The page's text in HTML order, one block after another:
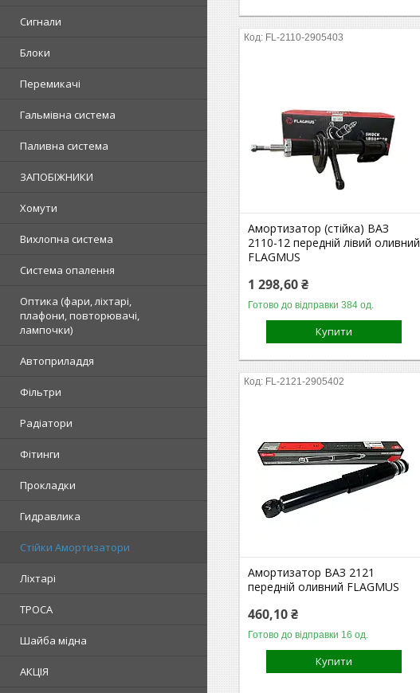
Сигнали
Блоки
Перемикачі
Гальмівна система
Паливна система
ЗАПОБІЖНИКИ
Хомути
Вихлопна система
Система опалення
Оптика (фари, ліхтарі,
плафони, повторювачі,
лампочки)
Автоприладдя
Фільтри
Радіатори
Фітинги
Прокладки
Гидравлика
Стійки Амортизатори
Ліхтарі
ТРОСА
Шайба мідна
АКЦІЯ
FL-2110-2905403
Амортизатор (стійка) ВАЗ
2110-12 передній лівий оливний
FLAGMUS
1 298,60 ₴
Готово до відправки 384 од.
Купити
FL-2121-2905402
Амортизатор ВАЗ 2121
передній оливний FLAGMUS
460,10 ₴
Готово до відправки 16 од.
Купити